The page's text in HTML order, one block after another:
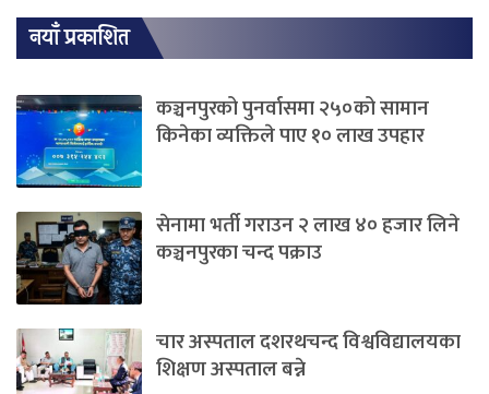
नयाँ प्रकाशित
कञ्चनपुरको पुनर्वासमा २५०को सामान
किनेका व्यक्तिले पाए १० लाख उपहार
सेनामा भर्ती गराउन २ लाख ४० हजार लिने
कञ्चनपुरका चन्द पक्राउ
चार अस्पताल दशरथचन्द विश्वविद्यालयका
शिक्षण अस्पताल बन्ने